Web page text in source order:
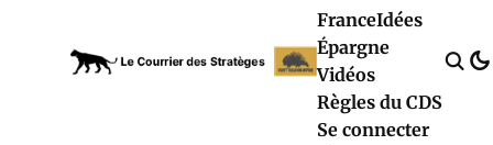
FranceIdées
Épargne
Vidéos
Règles du CDS
Se connecter